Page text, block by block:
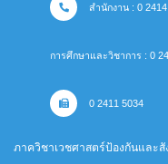
สำนักงาน : 0
การศึกษาและวิชาการ : 0
0 2411 5034
ภาควิชาเวชศาสตร์ป้องกันและ